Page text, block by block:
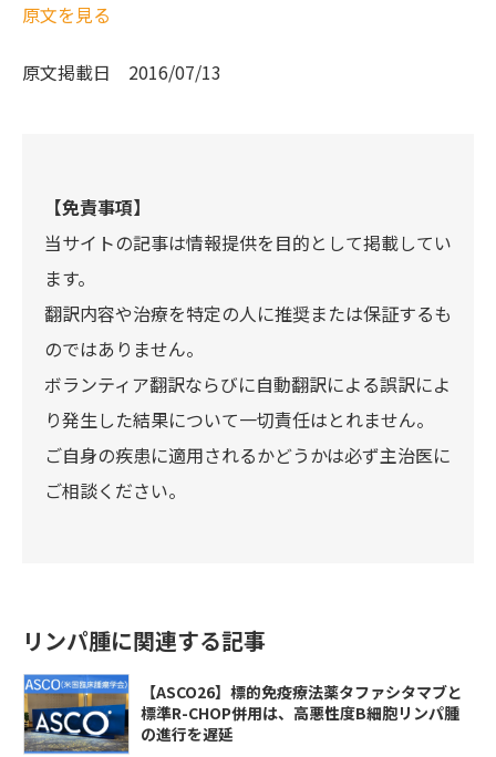
原文を見る
原文掲載日 2016/07/13
【免責事項】
当サイトの記事は情報提供を目的として掲載してい
ます。
翻訳内容や治療を特定の人に推奨または保証するも
のではありません。
ボランティア翻訳ならびに自動翻訳による誤訳によ
り発生した結果について一切責任はとれません。
ご自身の疾患に適用されるかどうかは必ず主治医に
ご相談ください。
リンパ腫に関連する記事
【ASCO26】標的免疫療法薬タファシタマブと
標準R-CHOP併用は、高悪性度B細胞リンパ腫
の進行を遅延